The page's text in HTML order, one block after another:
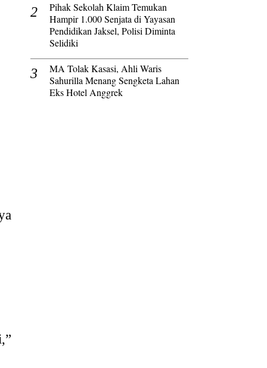
Pihak Sekolah Klaim Temukan
Hampir 1.000 Senjata di Yayasan
Pendidikan Jaksel, Polisi Diminta
Selidiki
MA Tolak Kasasi, Ahli Waris
Sahurilla Menang Sengketa Lahan
Eks Hotel Anggrek